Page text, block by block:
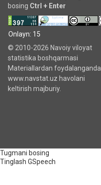
bosing Ctrl + Enter
Onlayn: 15
© 2010-2026 Navoiy viloyat
statistika boshqarmasi
Materiallardan foydalanganda
www.navstat.uz havolani
keltirish majburiy.
Tugmani bosing
Tinglash GSpeech